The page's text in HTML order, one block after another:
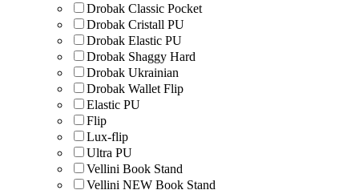
Drobak Classic Pocket
Drobak Cristall PU
Drobak Elastic PU
Drobak Shaggy Hard
Drobak Ukrainian
Drobak Wallet Flip
Elastic PU
Flip
Lux-flip
Ultra PU
Vellini Book Stand
Vellini NEW Book Stand